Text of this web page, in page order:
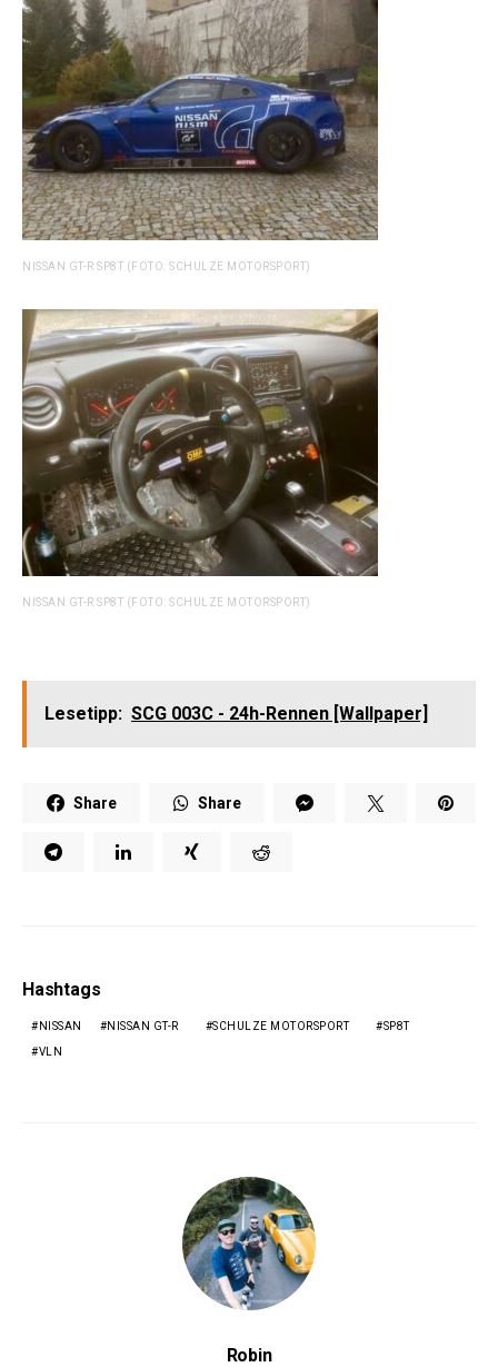
NISSAN GT-R SP8T (FOTO: SCHULZE MOTORSPORT)
NISSAN GT-R SP8T (FOTO: SCHULZE MOTORSPORT)
Lesetipp: SCG 003C - 24h-Rennen [Wallpaper]
Share Share
Hashtags
NISSAN NISSAN GT-R SCHULZE MOTORSPORT SP8T
VLN
Robin